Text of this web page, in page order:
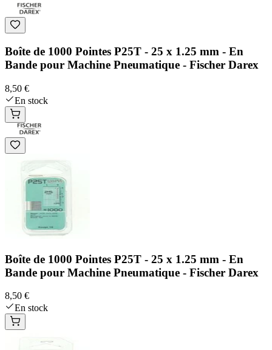
Boîte de 1000 Pointes P25T - 25 x 1.25 mm - En
Bande pour Machine Pneumatique - Fischer Darex
8,50 €
En stock
Boîte de 1000 Pointes P25T - 25 x 1.25 mm - En
Bande pour Machine Pneumatique - Fischer Darex
8,50 €
En stock